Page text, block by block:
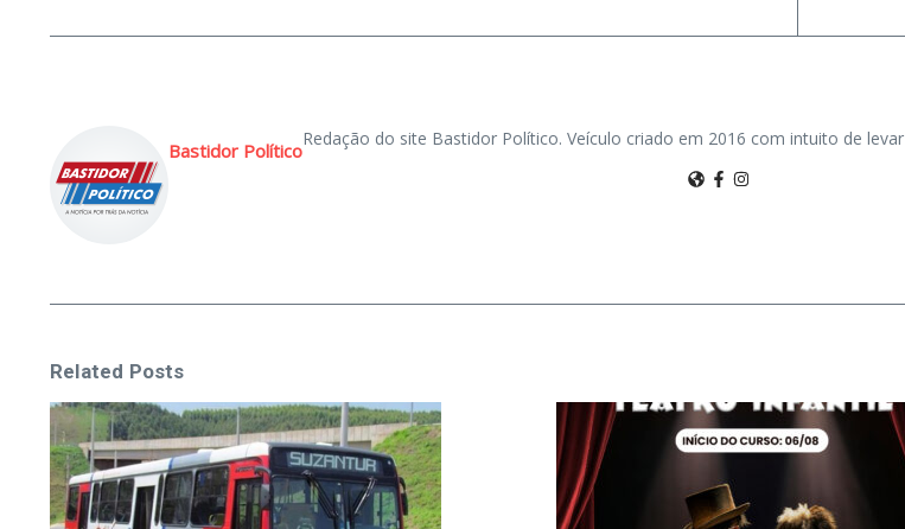
Bastidor Político
Redação do site Bastidor Político. Veículo criado em 2016 com intuito de
Related Posts